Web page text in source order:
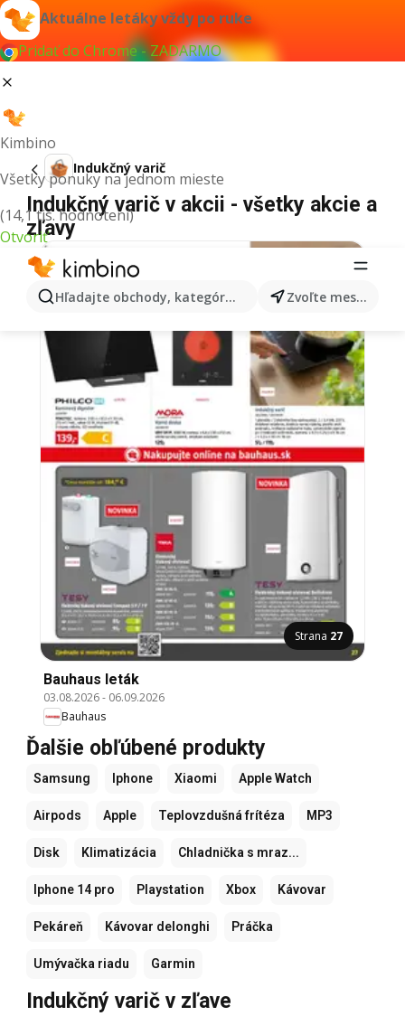
Aktuálne letáky vždy po ruke
Pridať do Chrome - ZADARMO
Kimbino
Všetky ponuky na jednom mieste
(14,1 tis. hodnotení)
Otvoriť
Hľadajte obchody, kategórie, produkty... Zvoľte mesto
Indukčný varič
Indukčný varič v akcii - všetky akcie a
zľavy
Strana 27
Bauhaus leták
03.08.2026- 06.09.2026
Bauhaus
Ďalšie obľúbené produkty
Samsung Iphone Xiaomi Apple Watch
Airpods Apple Teplovzdušná frítéza MP3
Disk Klimatizácia Chladnička s mraz...
Iphone 14 pro Playstation Xbox Kávovar
Pekáreň Kávovar delonghi Práčka
Umývačka riadu Garmin
Indukčný varič v zľave